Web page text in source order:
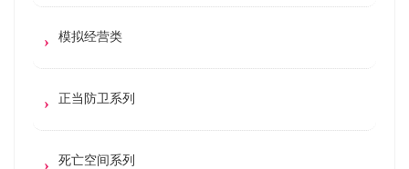
模拟经营类
正当防卫系列
死亡空间系列